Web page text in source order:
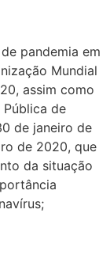
pandemia em
Mundial
assim como
Pública de
de janeiro de
de 2020, que
da situação